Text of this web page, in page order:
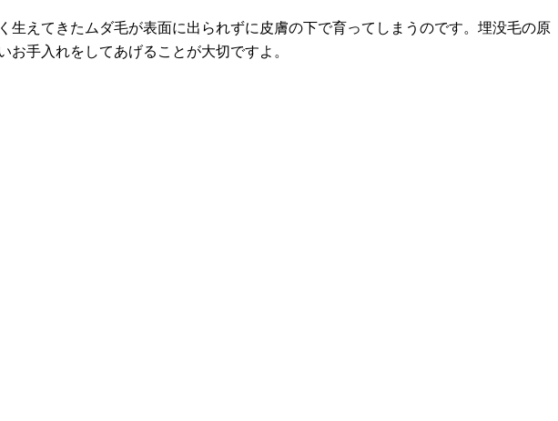
えてきたムダ毛が表面に出られずに皮膚の下で育ってしまうのです。埋没毛の原
手入れをしてあげることが大切ですよ。